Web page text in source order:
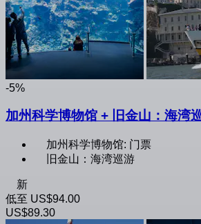
-5%
加州科学博物馆 + 旧金山：海湾
加州科学博物馆: 门票
旧金山：海湾巡游
新
低至 US$94.00
US$89.30